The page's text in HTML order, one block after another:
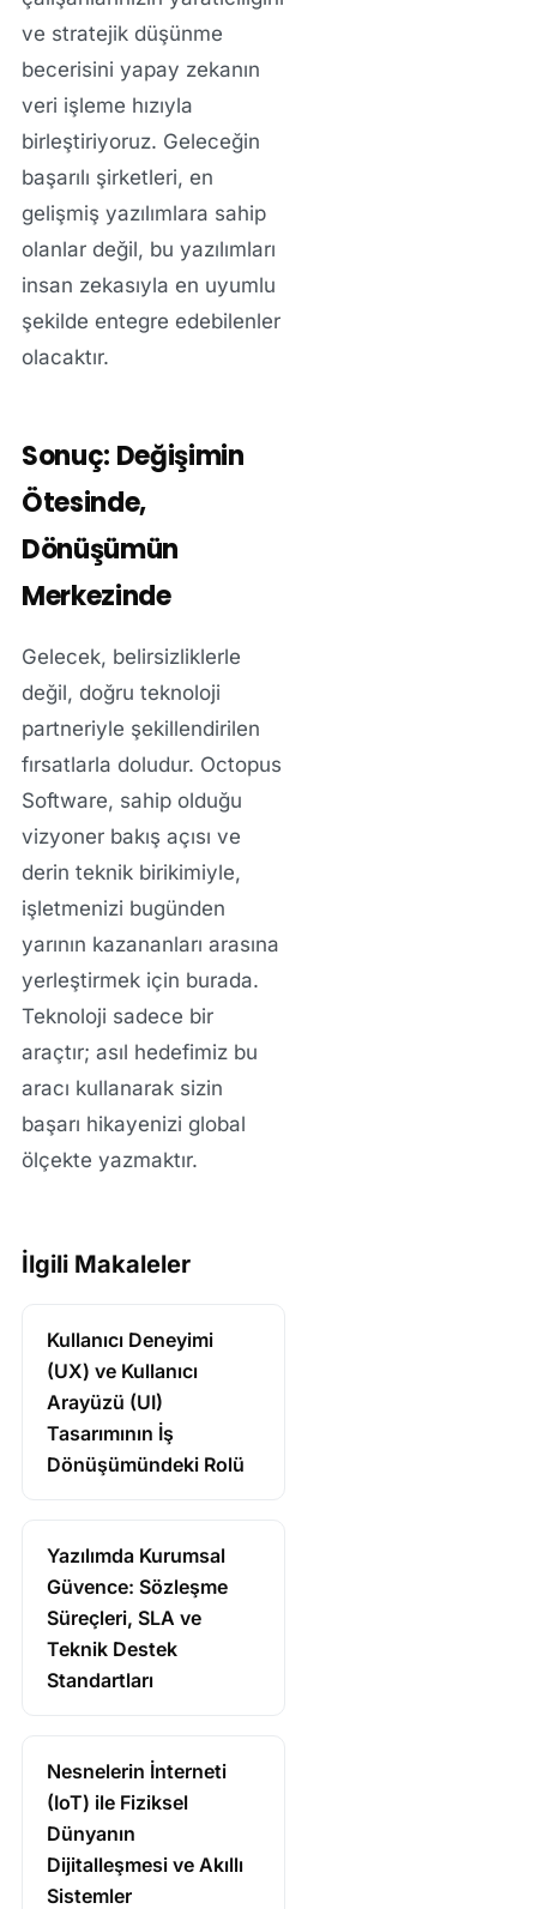
ve stratejik düşünme
becerisini yapay zekanın
veri işleme hızıyla
birleştiriyoruz. Geleceğin
başarılı şirketleri, en
gelişmiş yazılımlara sahip
olanlar değil, bu yazılımları
insan zekasıyla en uyumlu
şekilde entegre edebilenler
olacaktır.
Sonuç: Değişimin
Ötesinde,
Dönüşümün
Merkezinde
Gelecek, belirsizliklerle
değil, doğru teknoloji
partneriyle şekillendirilen
fırsatlarla doludur. Octopus
Software, sahip olduğu
vizyoner bakış açısı ve
derin teknik birikimiyle,
işletmenizi bugünden
yarının kazananları arasına
yerleştirmek için burada.
Teknoloji sadece bir
araçtır; asıl hedefimiz bu
aracı kullanarak sizin
başarı hikayenizi global
ölçekte yazmaktır.
İlgili Makaleler
Kullanıcı Deneyimi
(UX) ve Kullanıcı
Arayüzü (UI)
Tasarımının İş
Dönüşümündeki Rolü
Yazılımda Kurumsal
Güvence: Sözleşme
Süreçleri, SLA ve
Teknik Destek
Standartları
Nesnelerin İnterneti
(IoT) ile Fiziksel
Dünyanın
Dijitalleşmesi ve Akıllı
Sistemler